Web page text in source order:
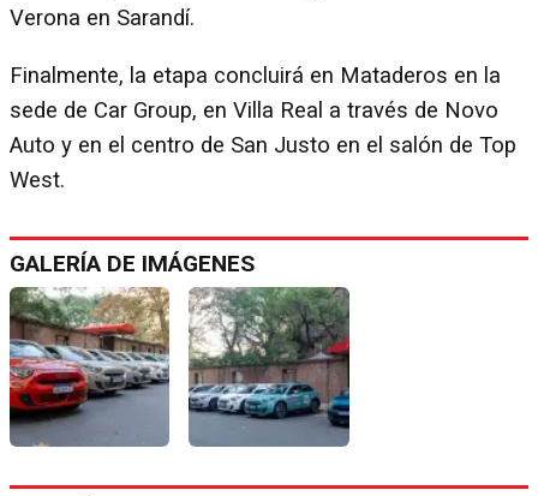
Verona en Sarandí.
Finalmente, la etapa concluirá en Mataderos en la
sede de Car Group, en Villa Real a través de Novo
Auto y en el centro de San Justo en el salón de Top
West.
GALERÍA DE IMÁGENES